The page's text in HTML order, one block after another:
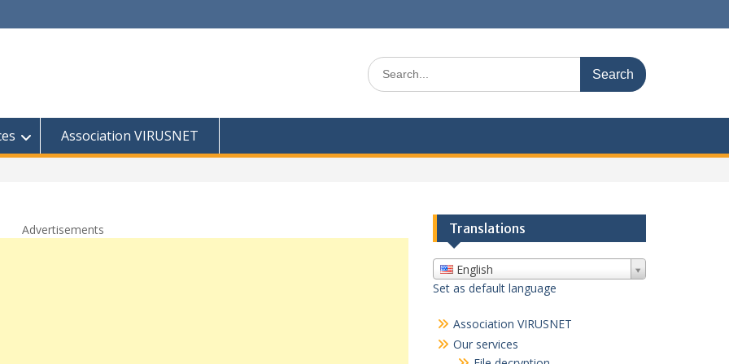
Search
for:
Association VIRUSNET
Advertisements Translations
English
Set as default language
Association VIRUSNET
Our services